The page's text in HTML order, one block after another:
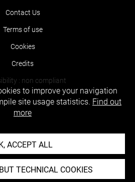
Contact Us
Terms of use
Cookies
Credits
: non compliant
to improve your navigation
site usage statistics. Find out
more
ACCEPT ALL
TECHNICAL COOKIES